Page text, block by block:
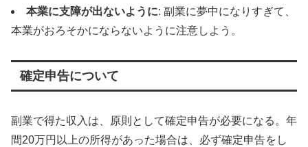
本業に支障が出ないように: 副業に夢中になりすぎて、
本業がおろそかにならないように注意しよう。
確定申告について
副業で得た収入は、原則として確定申告が必要になる。年
間20万円以上の所得があった場合は、必ず確定申告をし